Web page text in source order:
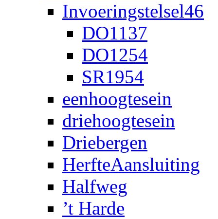
Invoeringstelsel46
DO1137
DO1254
SR1954
eenhoogtesein
driehoogtesein
Driebergen
HerfteAansluiting
Halfweg
’t Harde